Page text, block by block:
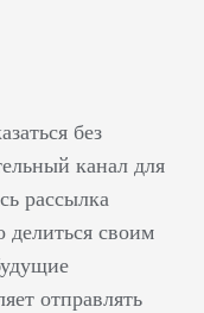
без
канал для
рассылка
делиться своим
отправлять